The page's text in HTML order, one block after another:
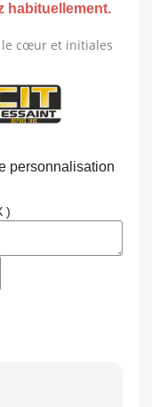
habituellement.
le cœur et initiales
personnalisation
)